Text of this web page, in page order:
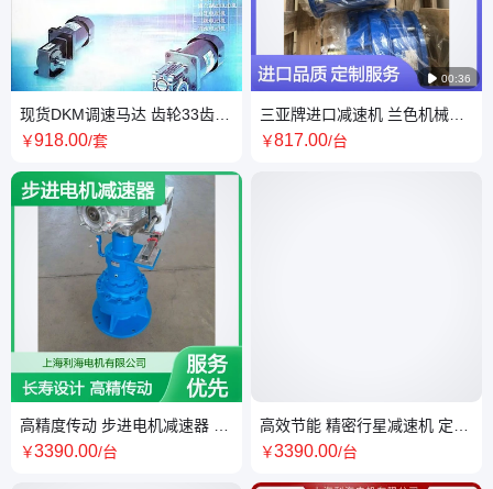
现货DKM调速马达 齿轮33齿
模数1.5 可定制服务 五金机电
￥918.00/套
高精度传动 步进电机减速器 长
寿命设计 适配多种工况
￥3390.00/台
 00:36
三亚牌进口减速机 兰色机械用
途 长度689cm 可按需定制
￥817.00/台
高效节能 精密行星减速机 定制
化服务 密封防尘防护
￥3390.00/台